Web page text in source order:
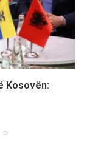
Kosovën: